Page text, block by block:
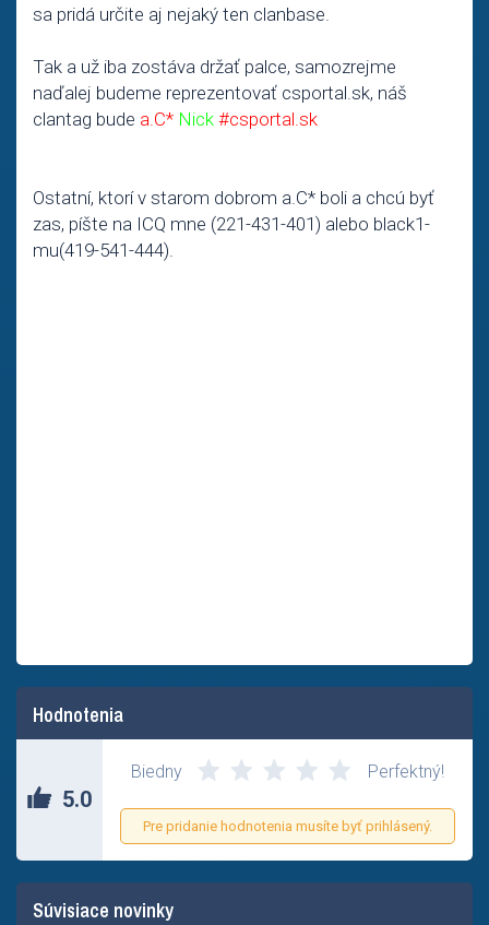
sa pridá určite aj nejaký ten clanbase.
Tak a už iba zostáva držať palce, samozrejme
naďalej budeme reprezentovať csportal.sk, náš
clantag bude a.C* Nick #csportal.sk
Ostatní, ktorí v starom dobrom a.C* boli a chcú byť
zas, píšte na ICQ mne (221-431-401) alebo black1-
mu(419-541-444).
Hodnotenia
5.0
Biedny Perfektný!
Pre pridanie hodnotenia musíte byť prihlásený.
Súvisiace novinky